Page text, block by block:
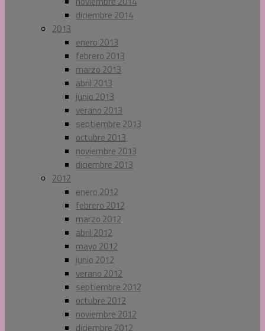
diciembre 2014
2013
enero 2013
febrero 2013
marzo 2013
abril 2013
junio 2013
verano 2013
septiembre 2013
octubre 2013
noviembre 2013
diciembre 2013
2012
enero 2012
febrero 2012
marzo 2012
abril 2012
mayo 2012
junio 2012
verano 2012
septiembre 2012
octubre 2012
noviembre 2012
diciembre 2012